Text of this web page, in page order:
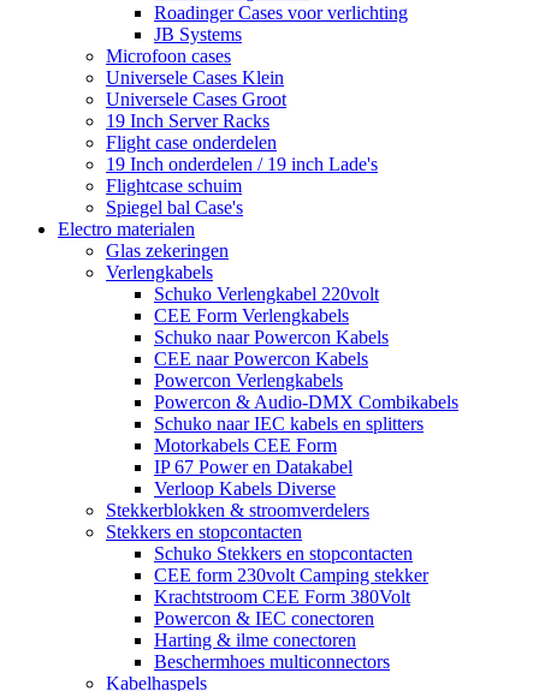
Roadinger Cases voor verlichting
JB Systems
Microfoon cases
Universele Cases Klein
Universele Cases Groot
19 Inch Server Racks
Flight case onderdelen
19 Inch onderdelen / 19 inch Lade's
Flightcase schuim
Spiegel bal Case's
Electro materialen
Glas zekeringen
Verlengkabels
Schuko Verlengkabel 220volt
CEE Form Verlengkabels
Schuko naar Powercon Kabels
CEE naar Powercon Kabels
Powercon Verlengkabels
Powercon & Audio-DMX Combikabels
Schuko naar IEC kabels en splitters
Motorkabels CEE Form
IP 67 Power en Datakabel
Verloop Kabels Diverse
Stekkerblokken & stroomverdelers
Stekkers en stopcontacten
Schuko Stekkers en stopcontacten
CEE form 230volt Camping stekker
Krachtstroom CEE Form 380Volt
Powercon & IEC conectoren
Harting & ilme conectoren
Beschermhoes multiconnectors
Kabelhaspels